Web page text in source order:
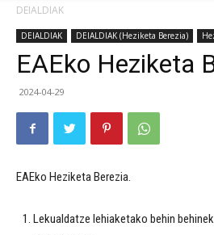
DEIALDIAK
DEIALDIAK DEIALDIAK (Heziketa Berezia)
EAEko Heziketa
2024-04-29
EAEko Heziketa Berezia.
Lekualdatze lehiaketako behin